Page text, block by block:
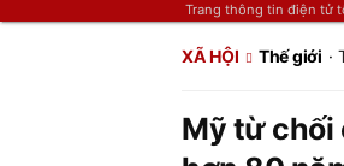
Trang thông tin điện tử
XÃ HỘI Thế giới ·
Mỹ từ chối